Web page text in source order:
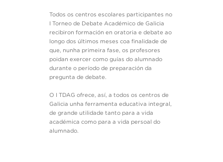
Todos os centros escolares participantes no
I Torneo de Debate Académico de Galicia
recibiron formación en oratoria e debate ao
longo dos últimos meses coa finalidade de
que, nunha primeira fase, os profesores
poidan exercer como guías do alumnado
durante o período de preparación da
pregunta de debate.
O I TDAG ofrece, así, a todos os centros de
Galicia unha ferramenta educativa integral,
de grande utilidade tanto para a vida
académica como para a vida persoal do
alumnado.